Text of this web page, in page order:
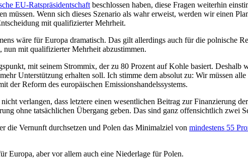
EU-Ratspräsidentschaft beschlossen haben, diese Fragen weiterhin
müssen. Wenn sich dieses Szenario als wahr erweist, werden wir einen
mit qualifizierter Mehrheit.
wäre für Europa dramatisch. Das gilt allerdings auch für die polnische
nun mit qualifizierter Mehrheit abzustimmen.
mit seinem Strommix, der zu 80 Prozent auf Kohle basiert. Deshalb
Unterstützung erhalten soll. Ich stimme dem absolut zu: Wir müssen
der Reform des europäischen Emissionshandelssystems.
verlangen, dass letztere einen wesentlichen Beitrag zur Finanzierung
ohne tatsächlichen Übergang geben. Das sind ganz offensichtlich zwei
die Vernunft durchsetzen und Polen das Minimalziel von mindestens 55
Europa, aber vor allem auch eine Niederlage für Polen.